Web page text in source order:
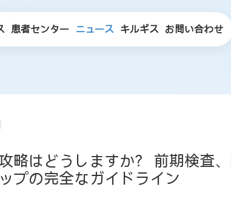
患者センター ニュース キルギス お問い合わせ
略はどうしますか？ 前期検査
プの完全なガイドライン